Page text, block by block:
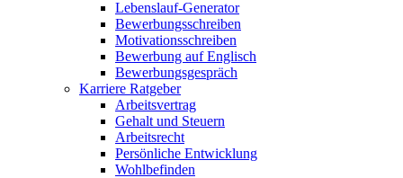
Lebenslauf-Generator
Bewerbungsschreiben
Motivationsschreiben
Bewerbung auf Englisch
Bewerbungsgespräch
Karriere Ratgeber
Arbeitsvertrag
Gehalt und Steuern
Arbeitsrecht
Persönliche Entwicklung
Wohlbefinden